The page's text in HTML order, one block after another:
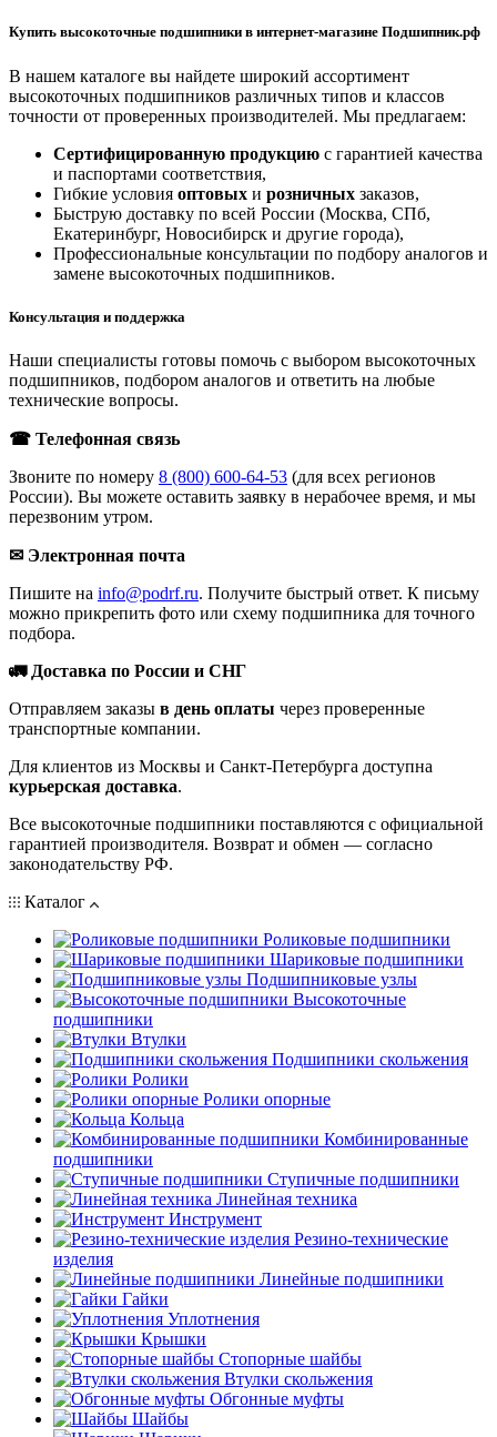
Купить высокоточные подшипники в интернет-магазине Подшипник.рф
В нашем каталоге вы найдете широкий ассортимент
высокоточных подшипников различных типов и классов
точности от проверенных производителей. Мы предлагаем:
Сертифицированную продукцию с гарантией качества
и паспортами соответствия,
Гибкие условия оптовых и розничных заказов,
Быструю доставку по всей России (Москва, СПб,
Екатеринбург, Новосибирск и другие города),
Профессиональные консультации по подбору аналогов и
замене высокоточных подшипников.
Консультация и поддержка
Наши специалисты готовы помочь с выбором высокоточных
подшипников, подбором аналогов и ответить на любые
технические вопросы.
☎ Телефонная связь
Звоните по номеру 8 (800) 600-64-53 (для всех регионов
России). Вы можете оставить заявку в нерабочее время, и мы
перезвоним утром.
✉ Электронная почта
Пишите на info@podrf.ru. Получите быстрый ответ. К письму
можно прикрепить фото или схему подшипника для точного
подбора.
🚛 Доставка по России и СНГ
Отправляем заказы в день оплаты через проверенные
транспортные компании.
Для клиентов из Москвы и Санкт-Петербурга доступна
курьерская доставка.
Все высокоточные подшипники поставляются с официальной
гарантией производителя. Возврат и обмен — согласно
законодательству РФ.
Каталог
Роликовые подшипники
Шариковые подшипники
Подшипниковые узлы
Высокоточные
подшипники
Втулки
Подшипники скольжения
Ролики
Ролики опорные
Кольца
Комбинированные
подшипники
Ступичные подшипники
Линейная техника
Инструмент
Резино-технические
изделия
Линейные подшипники
Гайки
Уплотнения
Крышки
Стопорные шайбы
Втулки скольжения
Обгонные муфты
Шайбы